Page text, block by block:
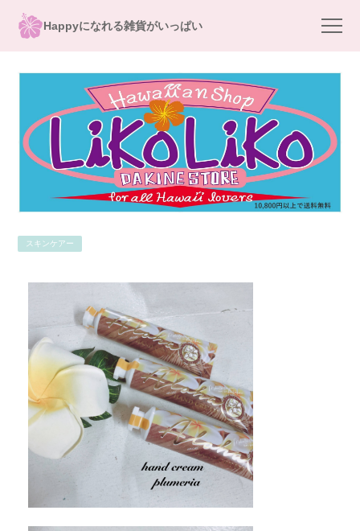
Happyになれる雑貨がいっぱい
スキンケアー